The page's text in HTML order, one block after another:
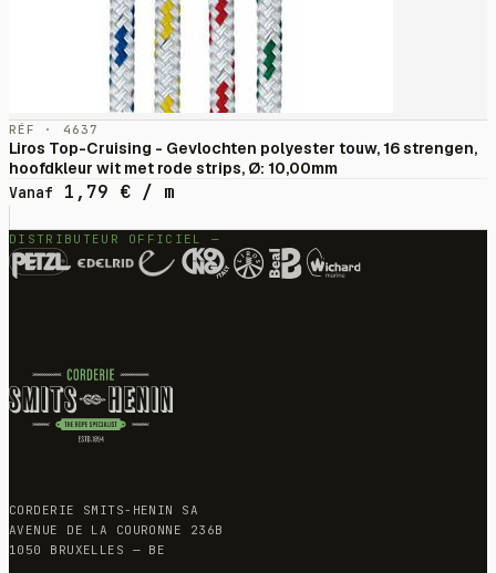
RÉF · 4637
Liros Top-Cruising - Gevlochten polyester touw, 16 strengen,
hoofdkleur wit met rode strips, Ø: 10,00mm
Vanaf
1,79 € / m
DISTRIBUTEUR OFFICIEL —
CORDERIE SMITS-HENIN SA
AVENUE DE LA COURONNE 236B
1050 BRUXELLES — BE